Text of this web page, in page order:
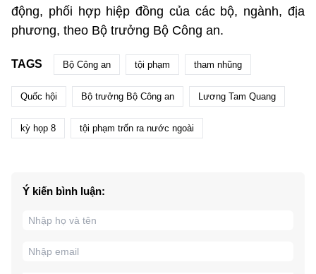
động, phối hợp hiệp đồng của các bộ, ngành, địa
phương, theo Bộ trưởng Bộ Công an.
TAGS Bộ Công an tội phạm tham nhũng
Quốc hội Bộ trưởng Bộ Công an Lương Tam Quang
kỳ họp 8 tội phạm trốn ra nước ngoài
Ý kiến bình luận: